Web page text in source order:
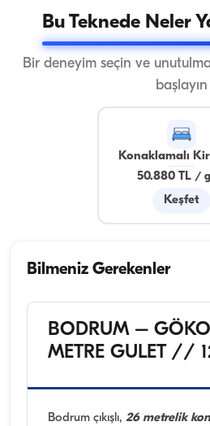
Bu Teknede Neler
Bir deneyim seçin ve
başlayın
Konaklamalı
50.880 TL/
Keşfet
Bilmeniz Gerekenler
BODRUM –
METRE GULET //
Bodrum çıkışlı, 26 metrelik